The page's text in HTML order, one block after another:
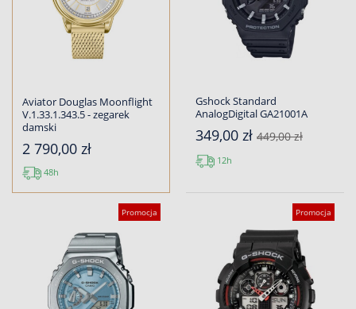
Aviator Douglas Moonflight
V.1.33.1.343.5 - zegarek
damski
2 790,00 zł
48h
Gshock Standard
AnalogDigital GA21001A
349,00 zł 449,00 zł
12h
Promocja Promocja